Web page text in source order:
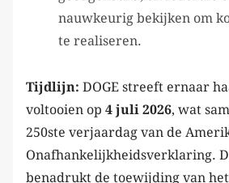
nauwkeurig bekijken om
te realiseren.
Tijdlijn: DOGE streeft ernaar
voltooien op 4 juli 2026, wat
250ste verjaardag van de
Onafhankelijkheidsverklaring.
benadrukt de toewijding van